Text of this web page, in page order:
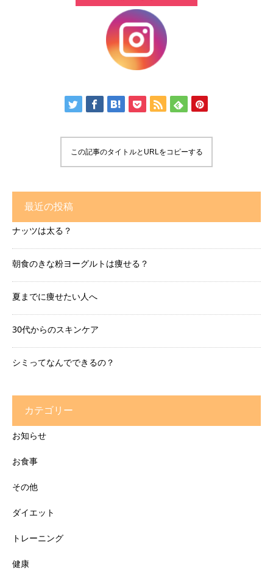
この記事のタイトルとURLをコピーする
最近の投稿
ナッツは太る？
朝食のきな粉ヨーグルトは痩せる？
夏までに痩せたい人へ
30代からのスキンケア
シミってなんでできるの？
カテゴリー
お知らせ
お食事
その他
ダイエット
トレーニング
健康